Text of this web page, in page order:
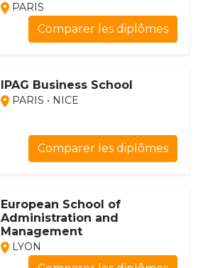
PARIS
Comparer les diplômes
IPAG Business School
PARIS • NICE
Comparer les diplômes
European School of
Administration and
Management
LYON